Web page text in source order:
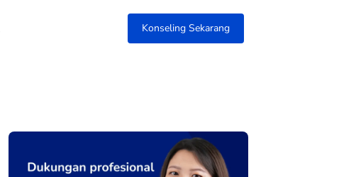
Konseling Sekarang